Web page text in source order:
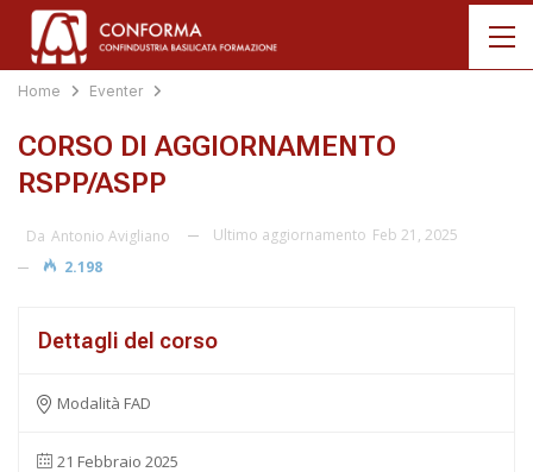
Home Eventer
CORSO DI AGGIORNAMENTO
RSPP/ASPP
Da Antonio Avigliano Ultimo aggiornamento Feb 21, 2025
2.198
Dettagli del corso
Modalità FAD
21 Febbraio 2025